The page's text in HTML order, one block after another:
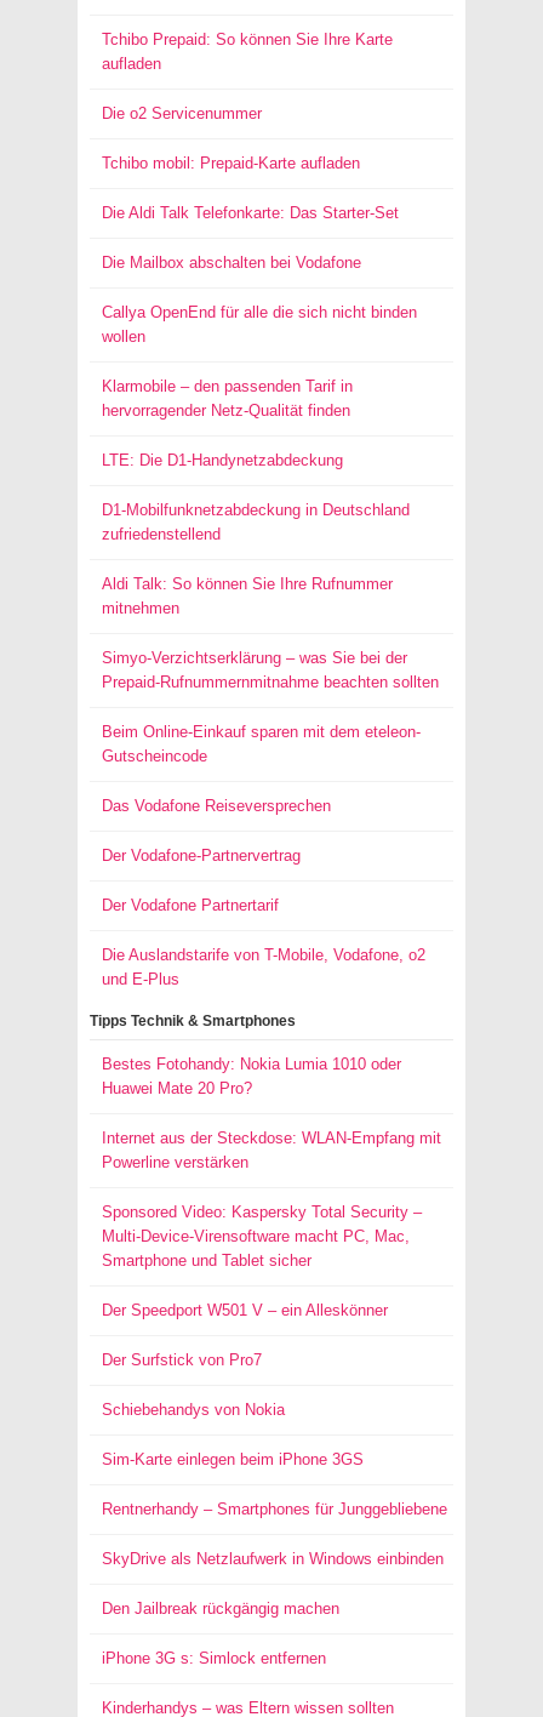
Tchibo Prepaid: So können Sie Ihre Karte
aufladen
Die o2 Servicenummer
Tchibo mobil: Prepaid-Karte aufladen
Die Aldi Talk Telefonkarte: Das Starter-Set
Die Mailbox abschalten bei Vodafone
Callya OpenEnd für alle die sich nicht binden
wollen
Klarmobile – den passenden Tarif in
hervorragender Netz-Qualität finden
LTE: Die D1-Handynetzabdeckung
D1-Mobilfunknetzabdeckung in Deutschland
zufriedenstellend
Aldi Talk: So können Sie Ihre Rufnummer
mitnehmen
Simyo-Verzichtserklärung – was Sie bei der
Prepaid-Rufnummernmitnahme beachten sollten
Beim Online-Einkauf sparen mit dem eteleon-
Gutscheincode
Das Vodafone Reiseversprechen
Der Vodafone-Partnervertrag
Der Vodafone Partnertarif
Die Auslandstarife von T-Mobile, Vodafone, o2
und E-Plus
Tipps Technik & Smartphones
Bestes Fotohandy: Nokia Lumia 1010 oder
Huawei Mate 20 Pro?
Internet aus der Steckdose: WLAN-Empfang mit
Powerline verstärken
Sponsored Video: Kaspersky Total Security –
Multi-Device-Virensoftware macht PC, Mac,
Smartphone und Tablet sicher
Der Speedport W501 V – ein Alleskönner
Der Surfstick von Pro7
Schiebehandys von Nokia
Sim-Karte einlegen beim iPhone 3GS
Rentnerhandy – Smartphones für Junggebliebene
SkyDrive als Netzlaufwerk in Windows einbinden
Den Jailbreak rückgängig machen
iPhone 3G s: Simlock entfernen
Kinderhandys – was Eltern wissen sollten